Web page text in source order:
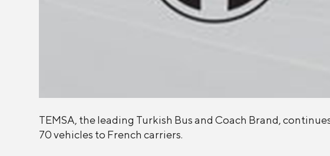
TEMSA, the leading Turkish Bus and Coach Brand,
70 vehicles to French carriers.